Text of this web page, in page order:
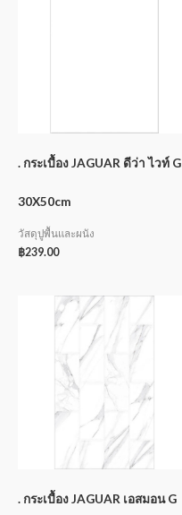
. กระเบื้อง JAGUAR ดีว่า ไวท์ G
30X50cm
วัสดุปูพื้นและผนัง
฿239.00
. กระเบื้อง JAGUAR เอสมอน G